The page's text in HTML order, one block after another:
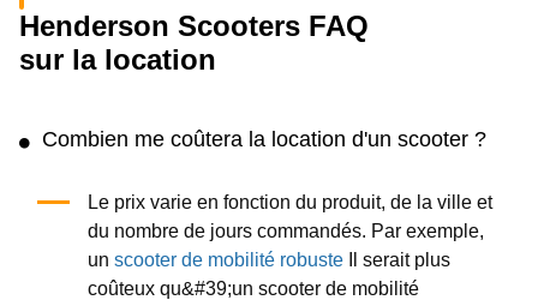
Henderson Scooters FAQ
sur la location
Combien me coûtera la location d'un scooter ?
Le prix varie en fonction du produit, de la ville et
du nombre de jours commandés. Par exemple,
un scooter de mobilité robuste
Il serait plus
coûteux qu&#39;un scooter de mobilité